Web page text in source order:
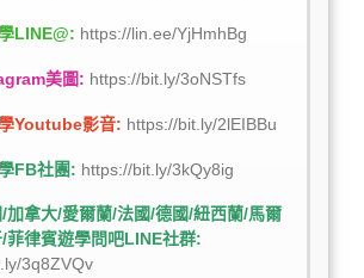
LINE@: https://lin.ee/YjHmhBg
美圖: https://bit.ly/3oNSTfs
Youtube影音: https://bit.ly/2lEIBBu
FB社團: https://bit.ly/3kQy8ig
加拿大/愛爾蘭/法國/德國/紐西蘭/馬爾
菲律賓遊學問吧LINE社群:
3q8ZVQv